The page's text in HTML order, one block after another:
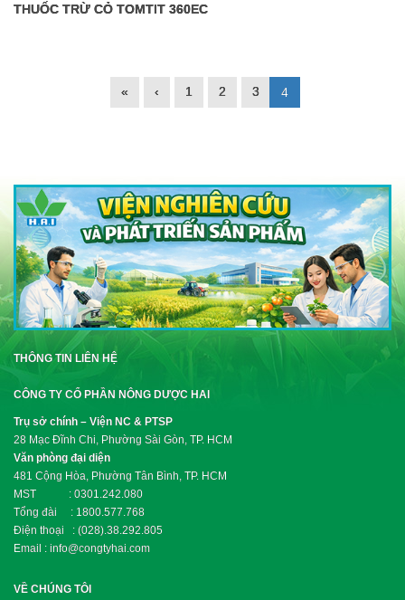
THUỐC TRỪ CỎ TOMTIT 360EC
« ‹ 1 2 3 4
THÔNG TIN LIÊN HỆ
CÔNG TY CỔ PHẦN NÔNG DƯỢC HAI
Trụ sở chính – Viện NC & PTSP
28 Mạc Đĩnh Chi, Phường Sài Gòn, TP. HCM
Văn phòng đại diện
481 Cộng Hòa, Phường Tân Bình, TP. HCM
MST : 0301.242.080
Tổng đài : 1800.577.768
Điện thoại : (028).38.292.805
Email : info@congtyhai.com
VỀ CHÚNG TÔI